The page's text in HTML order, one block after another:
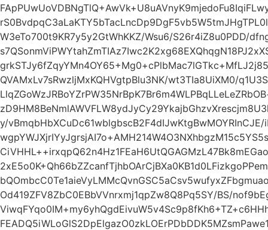
W3eTo700t9KR7y5y2GtWhKKZ/Wsu6/S26r4iZ8u0PDD/
QVAMxLv7sRwzljMxKQHVgtpBlu3NK/wt3TIa8UiXM0/
y/
Od419ZFV8ZbC0EBbVVnrxmj1qpZw8Q8Pq5SY/BS/